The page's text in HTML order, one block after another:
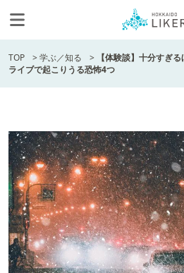
TOP >学ぶ／知る > 【体験談】十分すぎ
ライブで起こりうる恐怖4つ